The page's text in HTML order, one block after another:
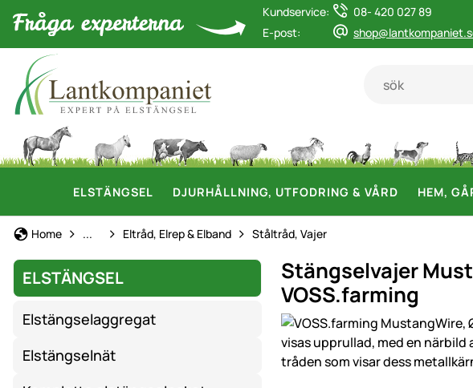
Kundservice:
08- 420 027 89
E-post:
ELSTÄNGSEL DJURHÅLLNING, UTFODRING & VÅRD HEM,
Home Elstängsel
... Eltråd, Elrep & Elband Ståltråd, Vajer
ELSTÄNGSEL
Elstängselaggregat
Elstängselnät
Stängselvajer
VOSS.farming
Produktgaleri